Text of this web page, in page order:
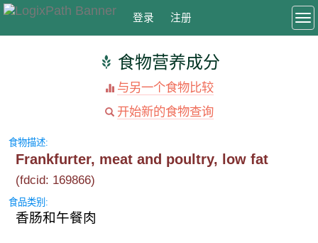
登录 注册
食物营养成分
与另一个食物比较
开始新的食物查询
食物描述:
Frankfurter, meat and poultry, low fat
(fdcid: 169866)
食品类别:
香肠和午餐肉